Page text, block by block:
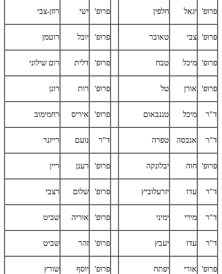
פרופ' יגאל חלפין פרופ' ישי רוזן-צבי
פרופ' צבי טאובר פרופ' יובל רוטמן
פרופ' מיכל טבח פרופ' דלית רום שילוני
פרופ' אורן טל פרופ' רות רונן
ד"ר מיכל טננבאום פרופ' איריס רחמימוב
ד"ר אנבסה טפרה ד"ר נועם רייזנר
פרופ' חוה יבלונקה פרופ' רענן ריין
ד"ר עדו יזרעלוביץ פרופ' שלום רצבי
ד"ר מירי ימיני פרופ' אוריה שביט
ד"ר עדו יעבץ פרופ' זהר שביט
פרופ' אורי יפתח פרופ' יוסף שורץ